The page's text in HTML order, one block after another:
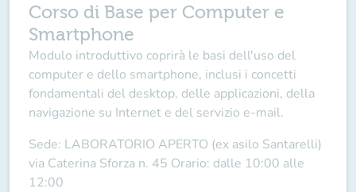
Corso di Base per Computer e
Smartphone
Modulo introduttivo coprirà le basi dell'uso del
computer e dello smartphone, inclusi i concetti
fondamentali del desktop, delle applicazioni, della
navigazione su Internet e del servizio e-mail.
Sede: LABORATORIO APERTO (ex asilo Santarelli)
via Caterina Sforza n. 45 Orario: dalle 10:00 alle
12:00